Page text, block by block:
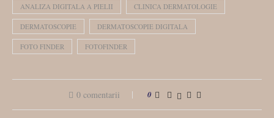
ANALIZA DIGITALA A PIELII CLINICA DERMATOLOGIE
DERMATOSCOPIE DERMATOSCOPIE DIGITALA
FOTO FINDER FOTOFINDER
0 comentarii 0